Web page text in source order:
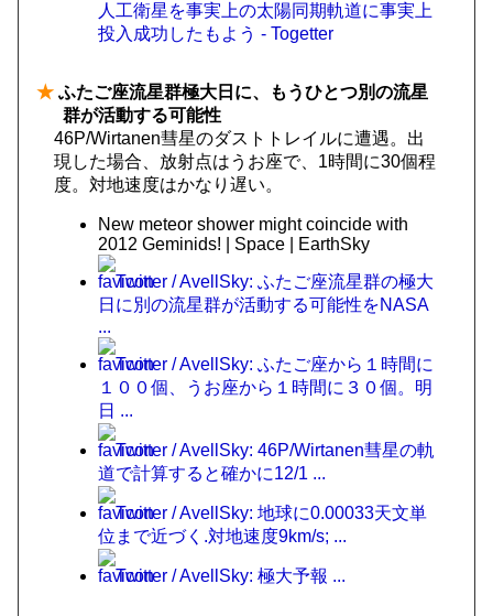
人工衛星を事実上の太陽同期軌道に事実上
投入成功したもよう - Togetter
★ ふたご座流星群極大日に、もうひとつ別の流星
群が活動する可能性
46P/Wirtanen彗星のダストトレイルに遭遇。出
現した場合、放射点はうお座で、1時間に30個程
度。対地速度はかなり遅い。
New meteor shower might coincide with
2012 Geminids! | Space | EarthSky
Twitter / AvellSky: ふたご座流星群の極大
日に別の流星群が活動する可能性をNASA
...
Twitter / AvellSky: ふたご座から１時間に
１００個、うお座から１時間に３０個。明
日 ...
Twitter / AvellSky: 46P/Wirtanen彗星の軌
道で計算すると確かに12/1 ...
Twitter / AvellSky: 地球に0.00033天文単
位まで近づく.対地速度9km/s; ...
Twitter / AvellSky: 極大予報 ...